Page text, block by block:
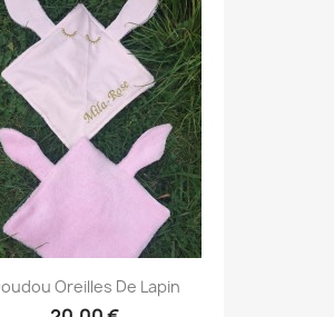
Oreilles De Lapin